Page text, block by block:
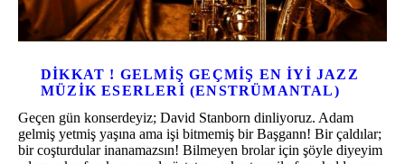
DIKKAT ! GELMIŞ GEÇMIŞ EN İYI JAZZ
MÜZIK ESERLERI (ENSTRÜMANTAL)
Geçen gün konserdeyiz; David Stanborn dinliyoruz. Adam
gelmiş yetmiş yaşına ama işi bitmemiş bir Başgann! Bir çaldılar;
bir coşturdular inanamazsın! Bilmeyen brolar için şöyle diyeyim